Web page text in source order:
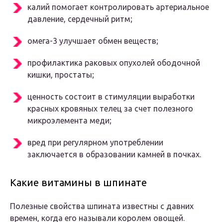
калий помогает контролировать артериальное
давление, сердечный ритм;
омега-3 улучшает обмен веществ;
профилактика раковых опухолей ободочной
кишки, простаты;
ценность состоит в стимуляции выработки
красных кровяных телец за счет полезного
микроэлемента меди;
вред при регулярном употреблении
заключается в образовании камней в почках.
Какие витамины в шпинате
Полезные свойства шпината известны с давних
времен, когда его называли королем овощей.